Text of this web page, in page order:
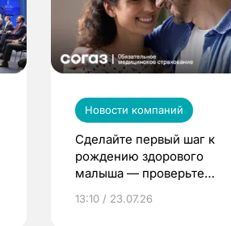
Новости компаний
Сделайте первый шаг к
рождению здорового
малыша — проверьте
по ОМС!
13:10 / 23.07.26